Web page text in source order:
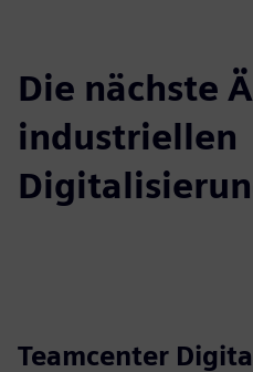
Die nächste
industriellen
Teamcenter